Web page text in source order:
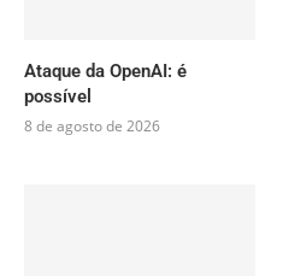
Ataque da OpenAI: é
possível
8 de agosto de 2026